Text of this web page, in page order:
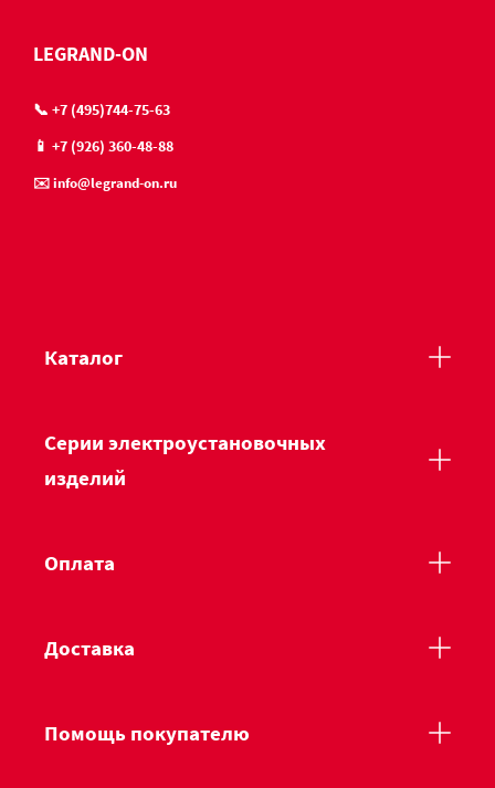
LEGRAND-ON
📞 +7 (495)744-75-63
📱 +7 (926) 360-48-88
✉️ info@legrand-on.ru
Каталог
Серии электроустановочных
изделий
Оплата
Доставка
Помощь покупателю